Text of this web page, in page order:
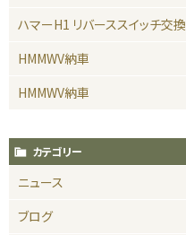
ハマーH1 リバーススイッチ交換
HMMWV納車
HMMWV納車
カテゴリー
ニュース
ブログ